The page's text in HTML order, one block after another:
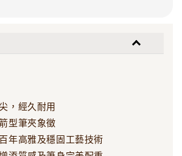
，經久耐用
型筆夾象徵
年高雅及穩固工藝技術